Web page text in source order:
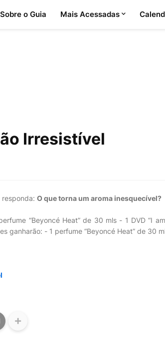
Sobre o Guia Mais Acessadas
Irresistível
responda: O que torna um aroma inesquecível?
“Beyoncé Heat” de 30 mls - 1 DVD “I
ganharão: - 1 perfume “Beyoncé Heat” de 30